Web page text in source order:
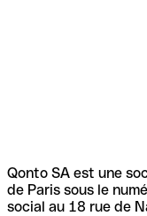
Qonto SA est une
de Paris sous le
social au 18 rue de